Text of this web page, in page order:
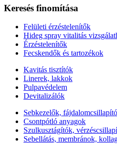
Keresés finomítása
Felületi érzéstelenítők
Hideg spray vitalitás
Érzéstelenítők
Fecskendők és tartozékok
Kavitás tisztítók
Linerek, lakkok
Pulpavédelem
Devitalizálók
Sebkezelők,
Csontpótló anyagok
Szulkusztágítók,
Sebellátás, membránok,